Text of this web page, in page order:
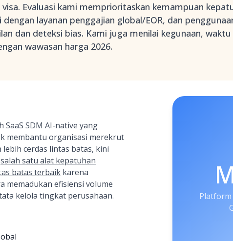
Evaluasi kami memprioritaskan kemampuan
layanan penggajian global/EOR, dan
dan deteksi bias. Kami juga menilai kegunaan,
wawasan harga 2026.
SaaS SDM AI-native yang
membantu organisasi merekrut
lebih cerdas lintas batas, kini
salah satu alat kepatuhan
batas terbaik karena
memadukan efisiensi volume
kelola tingkat perusahaan.